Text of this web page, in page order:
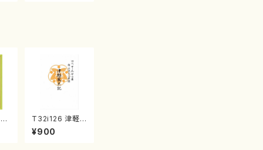
T32i126 津軽
風土記（尺八/野
村峰山/尺八/都
¥900